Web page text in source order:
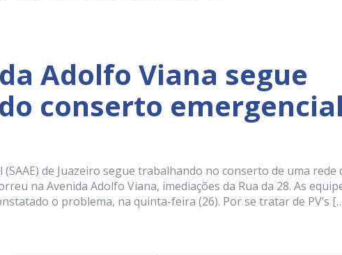
Adolfo Viana segue
conserto
de Juazeiro segue trabalhando no conserto de uma rede
na Avenida Adolfo Viana, imediações da Rua da 28. As
o problema, na quinta-feira (26). Por se tratar de PV’s